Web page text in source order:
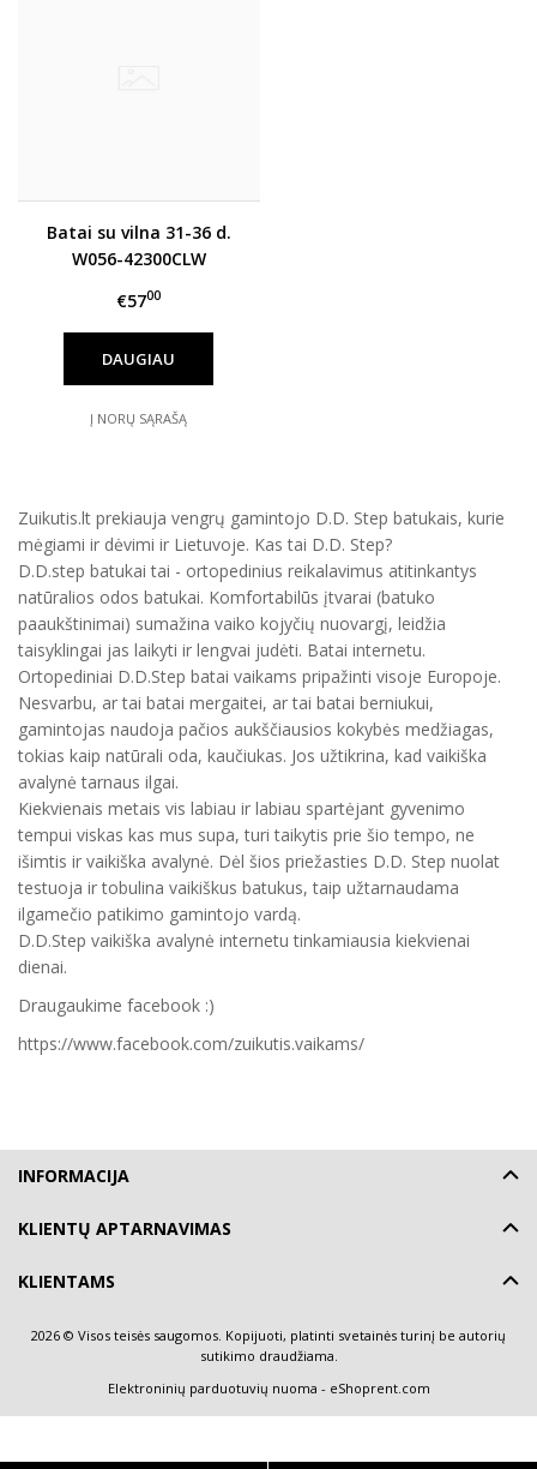
Batai su vilna 31-36 d.
W056-42300CLW
€5700
DAUGIAU
Į NORŲ SĄRAŠĄ
Zuikutis.lt prekiauja vengrų gamintojo D.D. Step batukais, kurie
mėgiami ir dėvimi ir Lietuvoje. Kas tai D.D. Step?
D.D.step batukai tai - ortopedinius reikalavimus atitinkantys
natūralios odos batukai. Komfortabilūs įtvarai (batuko
paaukštinimai) sumažina vaiko kojyčių nuovargį, leidžia
taisyklingai jas laikyti ir lengvai judėti. Batai internetu.
Ortopediniai D.D.Step batai vaikams pripažinti visoje Europoje.
Nesvarbu, ar tai batai mergaitei, ar tai batai berniukui,
gamintojas naudoja pačios aukščiausios kokybės medžiagas,
tokias kaip natūrali oda, kaučiukas. Jos užtikrina, kad vaikiška
avalynė tarnaus ilgai.
Kiekvienais metais vis labiau ir labiau spartėjant gyvenimo
tempui viskas kas mus supa, turi taikytis prie šio tempo, ne
išimtis ir vaikiška avalynė. Dėl šios priežasties D.D. Step nuolat
testuoja ir tobulina vaikiškus batukus, taip užtarnaudama
ilgamečio patikimo gamintojo vardą.
D.D.Step vaikiška avalynė internetu tinkamiausia kiekvienai
dienai.
Draugaukime facebook :)
https://www.facebook.com/zuikutis.vaikams/
INFORMACIJA
KLIENTŲ APTARNAVIMAS
KLIENTAMS
2026 © Visos teisės saugomos. Kopijuoti, platinti svetainės turinį be autorių
sutikimo draudžiama.
Elektroninių parduotuvių nuoma - eShoprent.com